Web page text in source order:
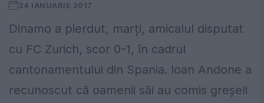
24 IANUARIE 2017
Dinamo a pierdut, marți, amicalul disputat
cu FC Zurich, scor 0-1, în cadrul
cantonamentului din Spania. Ioan Andone a
recunoscut că oamenii săi au comis greșeli